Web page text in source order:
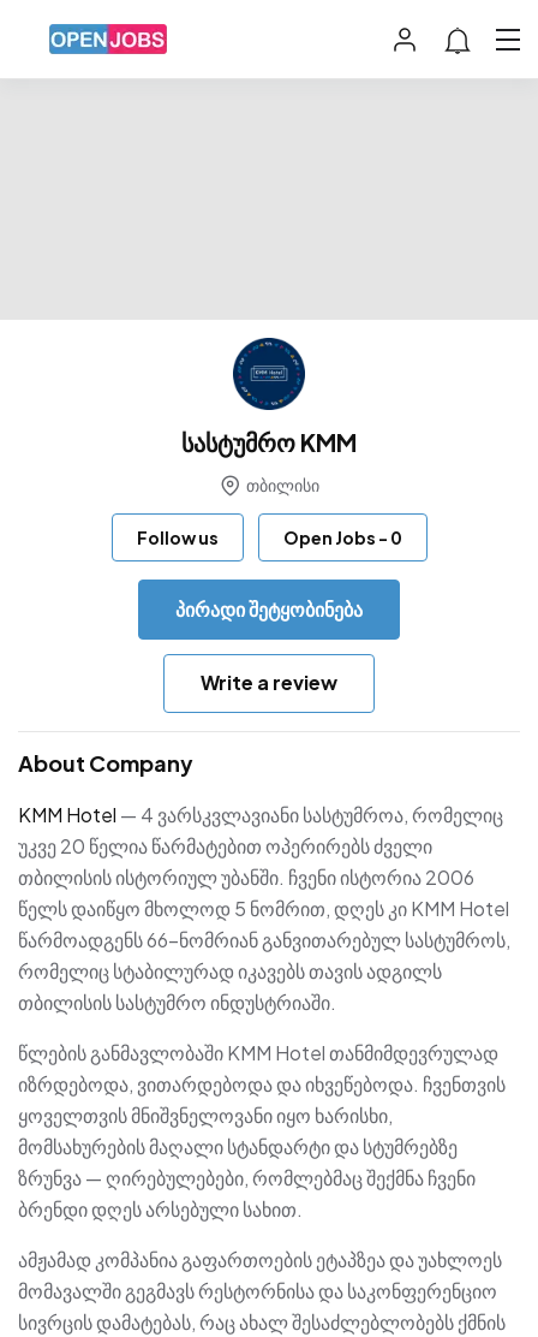
სასტუმრო KMM
თბილისი
Follow us Open Jobs - 0
პირადი შეტყობინება
Write a review
About Company
KMM Hotel — 4 ვარსკვლავიანი სასტუმროა, რომელიც
უკვე 20 წელია წარმატებით ოპერირებს ძველი
თბილისის ისტორიულ უბანში. ჩვენი ისტორია 2006
წელს დაიწყო მხოლოდ 5 ნომრით, დღეს კი KMM Hotel
წარმოადგენს 66-ნომრიან განვითარებულ სასტუმროს,
რომელიც სტაბილურად იკავებს თავის ადგილს
თბილისის სასტუმრო ინდუსტრიაში.
წლების განმავლობაში KMM Hotel თანმიმდევრულად
იზრდებოდა, ვითარდებოდა და იხვეწებოდა. ჩვენთვის
ყოველთვის მნიშვნელოვანი იყო ხარისხი,
მომსახურების მაღალი სტანდარტი და სტუმრებზე
ზრუნვა — ღირებულებები, რომლებმაც შექმნა ჩვენი
ბრენდი დღეს არსებული სახით.
ამჟამად კომპანია გაფართოების ეტაპზეა და უახლოეს
მომავალში გეგმავს რესტორნისა და საკონფერენციო
სივრცის დამატებას, რაც ახალ შესაძლებლობებს ქმნის